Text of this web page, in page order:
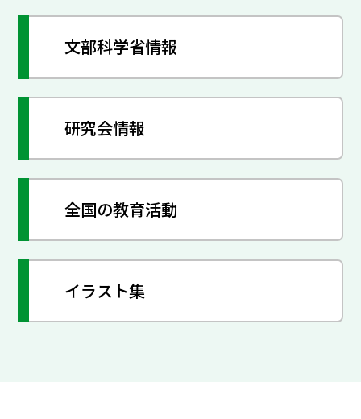
文部科学省情報
研究会情報
全国の教育活動
イラスト集